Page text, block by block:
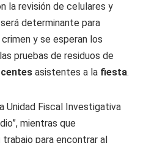
la revisión de celulares y
determinante para
y se esperan los
pruebas de residuos de
asistentes a la fiesta.
Unidad Fiscal Investigativa
mientras que
para encontrar al